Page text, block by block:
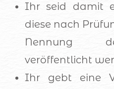
Ihr seid damit
diese nach
Nennung
veröffentlicht
Ihr gebt eine